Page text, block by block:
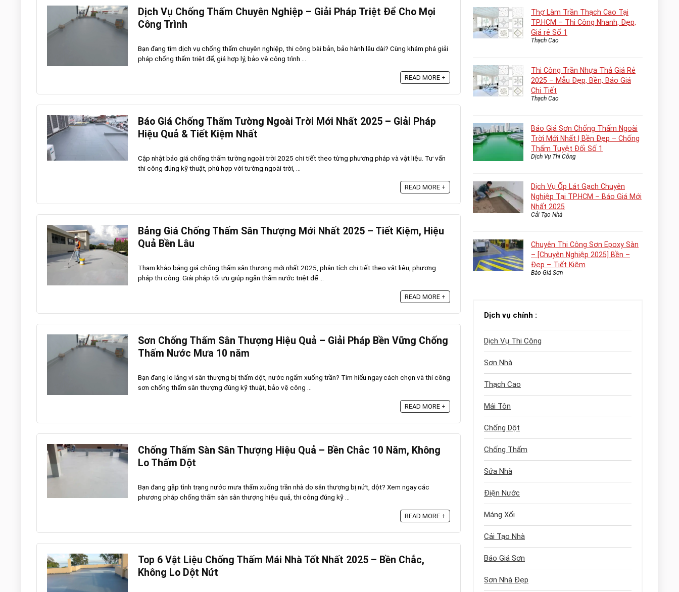
Dịch Vụ Chống Thấm Chuyên Nghiệp – Giải Pháp Triệt Để Cho Mọi
Công Trình
Bạn đang tìm dịch vụ chống thấm chuyên nghiệp, thi công bài bản, bảo hành lâu dài? Cùng khám phá giải
pháp chống thấm triệt để, giá hợp lý, bảo vệ công trình ...
READ MORE +
Báo Giá Chống Thấm Tường Ngoài Trời Mới Nhất 2025 – Giải Pháp
Hiệu Quả & Tiết Kiệm Nhất
Cập nhật báo giá chống thấm tường ngoài trời 2025 chi tiết theo từng phương pháp và vật liệu. Tư vấn
thi công đúng kỹ thuật, phù hợp với tường ngoài trời, ...
READ MORE +
Bảng Giá Chống Thấm Sân Thượng Mới Nhất 2025 – Tiết Kiệm, Hiệu
Quả Bền Lâu
Tham khảo bảng giá chống thấm sân thượng mới nhất 2025, phân tích chi tiết theo vật liệu, phương
pháp thi công. Giải pháp tối ưu giúp ngăn thấm nước triệt để ...
READ MORE +
Sơn Chống Thấm Sân Thượng Hiệu Quả – Giải Pháp Bền Vững Chống
Thấm Nước Mưa 10 năm
Bạn đang lo lắng vì sân thượng bị thấm dột, nước ngấm xuống trần? Tìm hiểu ngay cách chọn và thi công
sơn chống thấm sân thượng đúng kỹ thuật, bảo vệ công ...
READ MORE +
Chống Thấm Sàn Sân Thượng Hiệu Quả – Bền Chắc 10 Năm, Không
Lo Thấm Dột
Bạn đang gặp tình trạng nước mưa thấm xuống trần nhà do sân thượng bị nứt, dột? Xem ngay các
phương pháp chống thấm sàn sân thượng hiệu quả, thi công đúng kỹ ...
READ MORE +
Top 6 Vật Liệu Chống Thấm Mái Nhà Tốt Nhất 2025 – Bền Chắc,
Không Lo Dột Nứt
Thợ Làm Trần Thạch Cao Tại
TP.HCM – Thi Công Nhanh, Đẹp,
Giá rẻ Số 1
Thạch Cao
Thi Công Trần Nhựa Thả Giá Rẻ
2025 – Mẫu Đẹp, Bền, Báo Giá
Chi Tiết
Thạch Cao
Báo Giá Sơn Chống Thấm Ngoài
Trời Mới Nhất | Bền Đẹp – Chống
Thấm Tuyệt Đối Số 1
Dịch Vụ Thi Công
Dịch Vụ Ốp Lát Gạch Chuyên
Nghiệp Tại TP.HCM – Báo Giá Mới
Nhất 2025
Cải Tạo Nhà
Chuyên Thi Công Sơn Epoxy Sàn
– [Chuyên Nghiệp 2025] Bền –
Đẹp – Tiết Kiệm
Báo Giá Sơn
Dịch vụ chính :
Dịch Vụ Thi Công
Sơn Nhà
Thạch Cao
Mái Tôn
Chống Dột
Chống Thấm
Sửa Nhà
Điện Nước
Máng Xối
Cải Tạo Nhà
Báo Giá Sơn
Sơn Nhà Đẹp